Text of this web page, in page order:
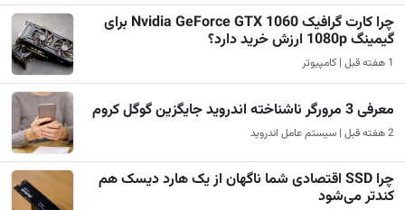
چرا کارت گرافیک Nvidia GeForce GTX 1060 برای
گیمینگ 1080p ارزش خرید دارد؟
1 هفته قبل | کامپیوتر
معرفی 3 مرورگر ناشناخته اندروید جایگزین گوگل کروم
2 هفته قبل | سیستم عامل اندروید
چرا SSD اقتصادی شما ناگهان از یک هارد دیسک هم
کندتر می‌شود